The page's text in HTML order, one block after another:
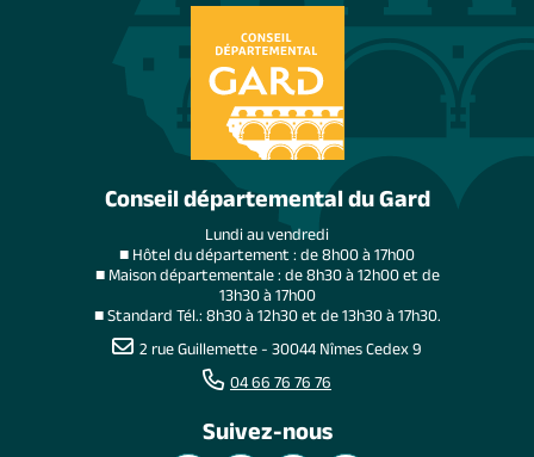
Conseil départemental du Gard
Lundi au vendredi
■ Hôtel du département : de 8h00 à 17h00
■ Maison départementale : de 8h30 à 12h00 et de
13h30 à 17h00
■ Standard Tél.: 8h30 à 12h30 et de 13h30 à 17h30.
2 rue Guillemette - 30044 Nîmes Cedex 9
04 66 76 76 76
Suivez-nous